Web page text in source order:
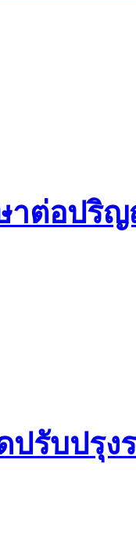
าต่อปริญ
ปรับปรุ